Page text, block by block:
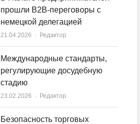
прошли B2B-переговоры с
немецкой делегацией
21.04.2026 Author
Редактор
Международные стандарты,
регулирующие досудебную
стадию
23.02.2026 Author
Редактор
Безопасность торговых